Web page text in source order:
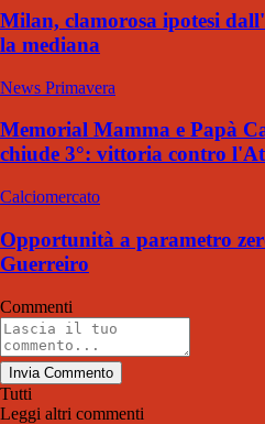
Milan, clamorosa ipotesi
la mediana
News Primavera
Memorial Mamma e Papà
chiude 3°: vittoria contro
Calciomercato
Opportunità a parametro
Guerreiro
Commenti
Invia Commento
Tutti
Leggi altri commenti